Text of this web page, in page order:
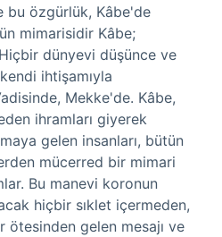
bu özgürlük, Kâbe'de
mimarisidir Kâbe;
dünyevi düşünce ve
ihtişamıyla
Mekke'de. Kâbe,
ihramları giyerek
gelen insanları, bütün
mücerred bir mimari
Bu manevi koronun
hiçbir sıklet içermeden,
ötesinden gelen mesajı ve